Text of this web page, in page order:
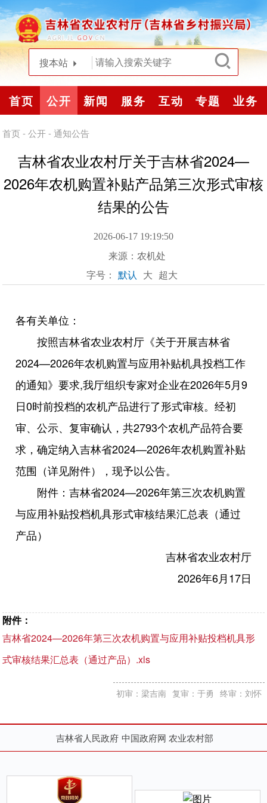
搜本站
首页 公开 新闻 服务 互动 专题 业务
首页 -公开-通知公告
吉林省农业农村厅关于吉林省2024—
2026年农机购置补贴产品第三次形式审核
结果的公告
2026-06-17 19:19:50
来源： 农机处
字号： 默认 大 超大
各有关单位：
按照吉林省农业农村厅《关于开展吉林省
2024—2026年农机购置与应用补贴机具投档工作
的通知》要求,我厅组织专家对企业在2026年5月9
日0时前投档的农机产品进行了形式审核。经初
审、公示、复审确认，共2793个农机产品符合要
求，确定纳入吉林省2024—2026年农机购置补贴
范围（详见附件），现予以公告。
附件：吉林省2024—2026年第三次农机购置
与应用补贴投档机具形式审核结果汇总表（通过
产品）
吉林省农业农村厅
2026年6月17日
附件：
吉林省2024—2026年第三次农机购置与应用补贴投档机具形
式审核结果汇总表（通过产品）.xls
初审：梁吉南 复审：于勇 终审：刘怀
吉林省人民政府 中国政府网 农业农村部